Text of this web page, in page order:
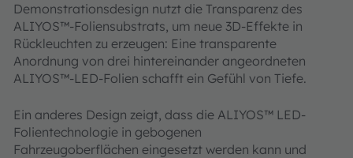
Demonstrationsdesign nutzt die Transparenz des
ALIYOS™-Foliensubstrats, um neue 3D-Effekte in
Rückleuchten zu erzeugen: Eine transparente
Anordnung von drei hintereinander angeordneten
ALIYOS™-LED-Folien schafft ein Gefühl von Tiefe.
Ein anderes Design zeigt, dass die ALIYOS™ LED-
Folientechnologie in gebogenen
Fahrzeugoberflächen eingesetzt werden kann und